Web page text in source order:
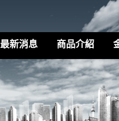
最新消息 商品介紹